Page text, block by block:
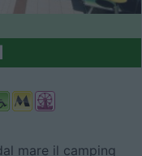
mare il camping